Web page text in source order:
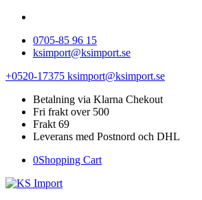
0705-85 96 15
ksimport@ksimport.se
+0520-17375 ksimport@ksimport.se
Betalning via Klarna Chekout
Fri frakt over 500
Frakt 69
Leverans med Postnord och DHL
0Shopping Cart